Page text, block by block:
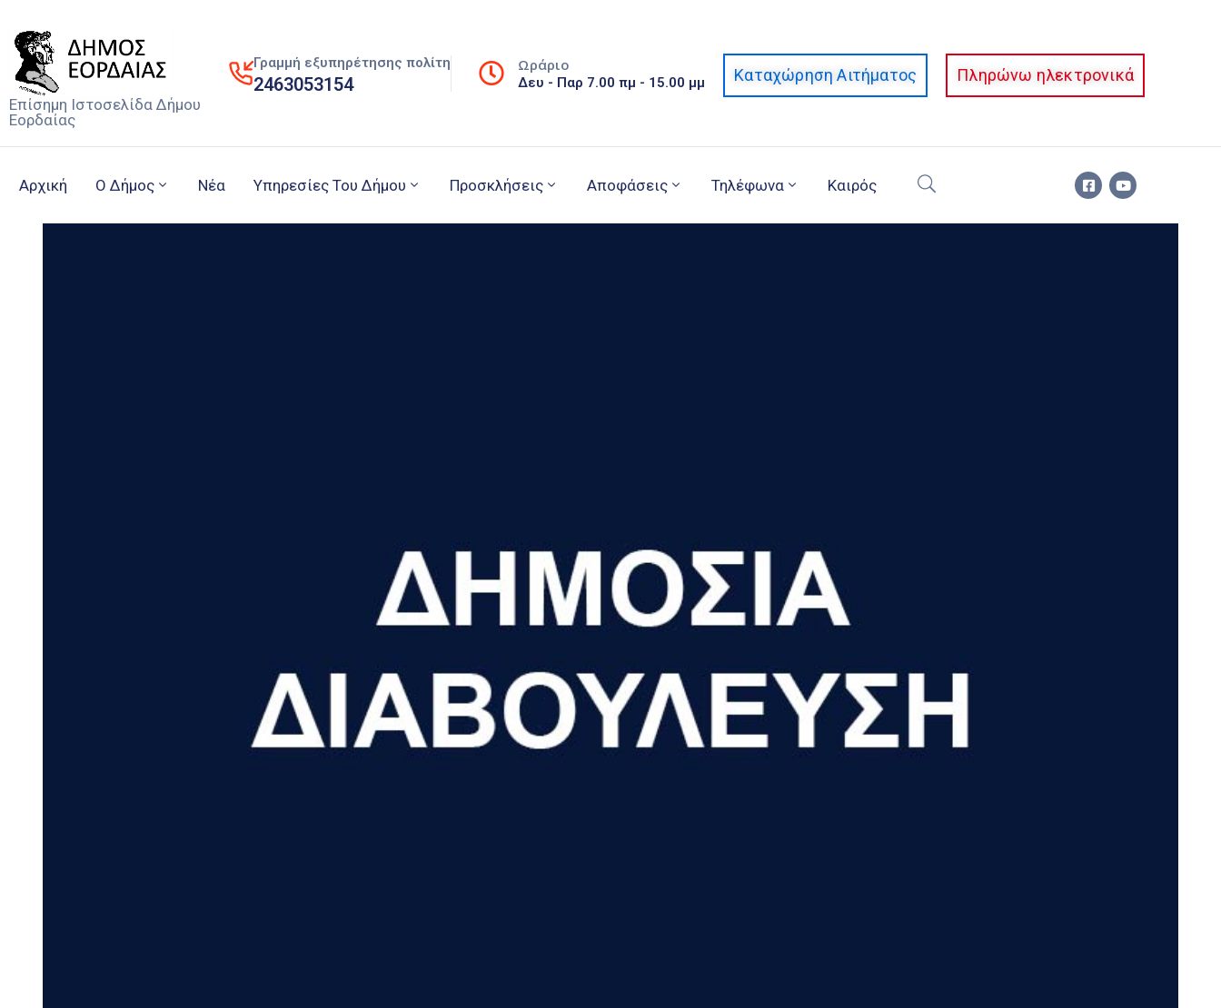
Επίσημη Ιστοσελίδα Δήμου
Εορδαίας
Γραμμή εξυπηρέτησης πολίτη
2463053154
Ωράριο
Δευ - Παρ 7.00 πμ - 15.00 μμ Καταχώρηση Αιτήματος Πληρώνω ηλεκτρονικά
Αρχική Ο Δήμος Νέα Υπηρεσίες Του Δήμου Προσκλήσεις Αποφάσεις Τηλέφωνα Καιρός